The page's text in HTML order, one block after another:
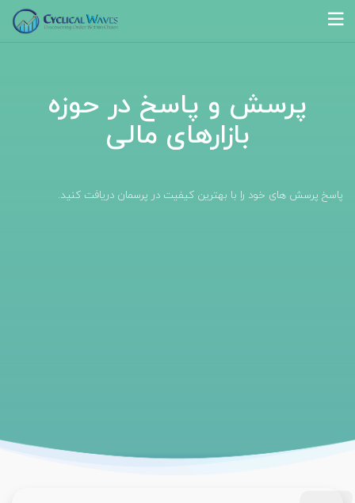
پرسش و پاسخ در حوزه
بازارهای مالی
پاسخ پرسش های خود را با بهترین کیفیت در پرسمان دریافت کنید.